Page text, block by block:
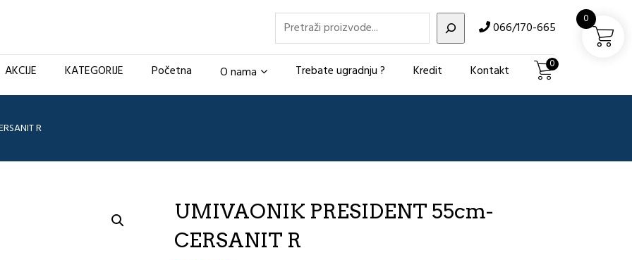
Pretraži 066/170-665
AKCIJE KATEGORIJE Početna O nama Trebate ugradnju ? Kredit Kontakt 0
R
UMIVAONIK PRESIDENT 55cm-
CERSANIT R
0